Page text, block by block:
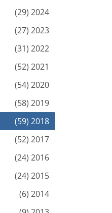
2024 (29)
2023 (27)
2022 (31)
2021 (52)
2020 (54)
2019 (58)
2018 (59)
2017 (52)
2016 (24)
2015 (24)
2014 (6)